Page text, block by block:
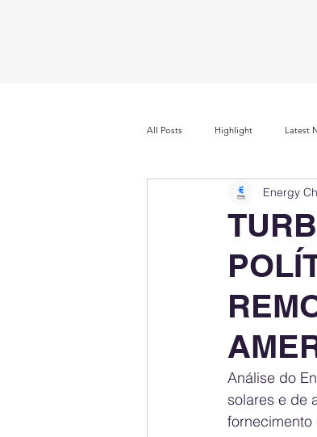
All Posts Highlight Latest
Company Rankings
Energy Storage Ranking
Energy
Análise do
solares e de